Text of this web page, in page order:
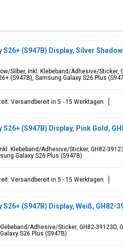
S26+ (S947B) Display, Silver
Silber, Inkl. Klebeband/Adhesive/Sticker,
(S947B), Samsung Galaxy S26 Plus
Versandbereit in 5 - 15 Werktagen
S26+ (S947B) Display, Pink Gold,
Klebeband/Adhesive/Sticker, GH82-
Galaxy S26 Plus (S947B)
Versandbereit in 5 - 15 Werktagen
S26+ (S947B) Display, Weiß, GH82-
Adhesive/Sticker, GH82-39123D,
S26 Plus (S947B)